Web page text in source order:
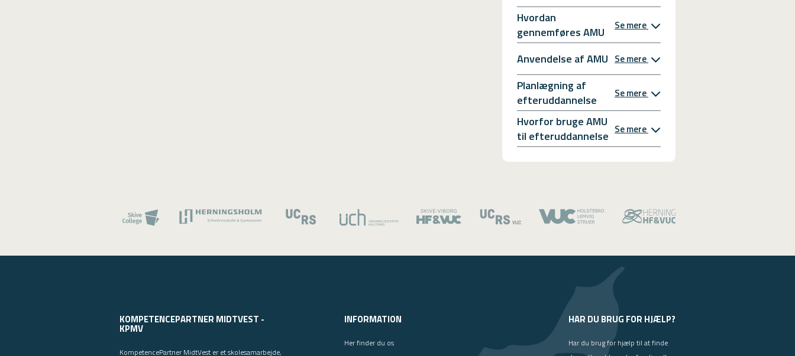
Hvordan
gennemføres AMU
Se mere
Anvendelse af AMU Se mere
Planlægning af
efteruddannelse
Se mere
Hvorfor bruge AMU
til efteruddannelse Se mere
KOMPETENCEPARTNER MIDTVEST -
KPMV
KompetencePartner MidtVest er et skolesamarbejde,
INFORMATION
Her finder du os
HAR DU BRUG FOR HJÆLP?
Har du brug for hjælp til at finde